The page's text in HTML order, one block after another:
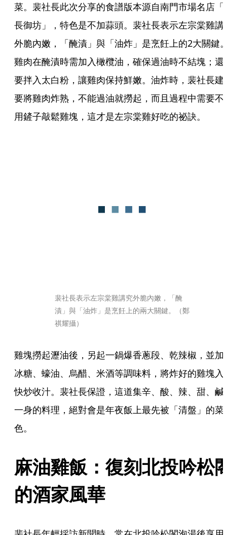
菜。裴社長此次分享的食譜版本源自南門市場名店「
長御坊」，特色是不加蒜頭。裴社長表示左宗棠雞講
外脆內嫩，「醃漬」與「油炸」是烹飪上的2大關鍵
雞肉在醃漬時需加入橄欖油，確保過油時不結塊；還
要拌入太白粉，讓雞肉保持鮮嫩。油炸時，裴社長建
要將雞肉炸熟，不能過油就撈起，而且過程中需要不
用鏟子敲鬆雞塊，這才是左宗棠雞好吃的祕訣。
裴社長表示左宗棠雞講究外脆內嫩，「醃
漬」與「油炸」是烹飪上的兩大關鍵。（鄭
祺耀攝）
雞塊撈起瀝油後，另起一鍋爆香蔥段、乾辣椒，並加
冰糖、蠔油、烏醋、米酒等調味料，將炸好的雞塊入
快炒收汁。裴社長保證，這道集辛、酸、辣、甜、鹹
一身的料理，絕對會是年夜飯上最先被「清盤」的菜
色。
麻油雞飯：復刻北投吟松
的酒家風華